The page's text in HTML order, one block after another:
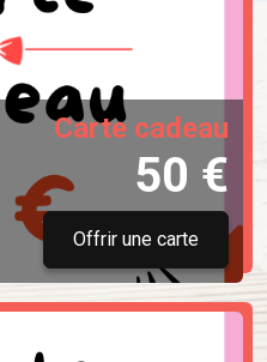
Carte cadeau
50 €
Offrir une carte